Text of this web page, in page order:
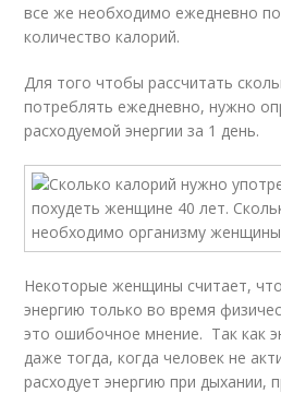
все же необходимо ежедневно
количество калорий.
Для того чтобы рассчитать
потреблять ежедневно, нужно
расходуемой энергии за 1 день.
Некоторые женщины считает,
энергию только во время
это ошибочное мнение. Так как
даже тогда, когда человек не
расходует энергию при дыхании,